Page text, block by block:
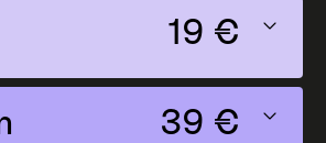
19 €
39 €